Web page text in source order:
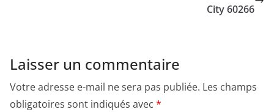
City 60266
Laisser un commentaire
Votre adresse e-mail ne sera pas publiée. Les champs
obligatoires sont indiqués avec *